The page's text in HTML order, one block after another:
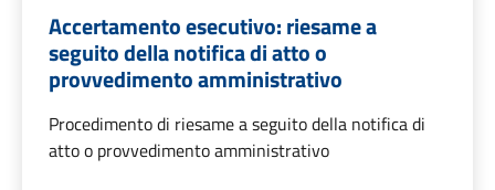
Accertamento esecutivo: riesame a
seguito della notifica di atto o
provvedimento amministrativo
Procedimento di riesame a seguito della notifica di
atto o provvedimento amministrativo